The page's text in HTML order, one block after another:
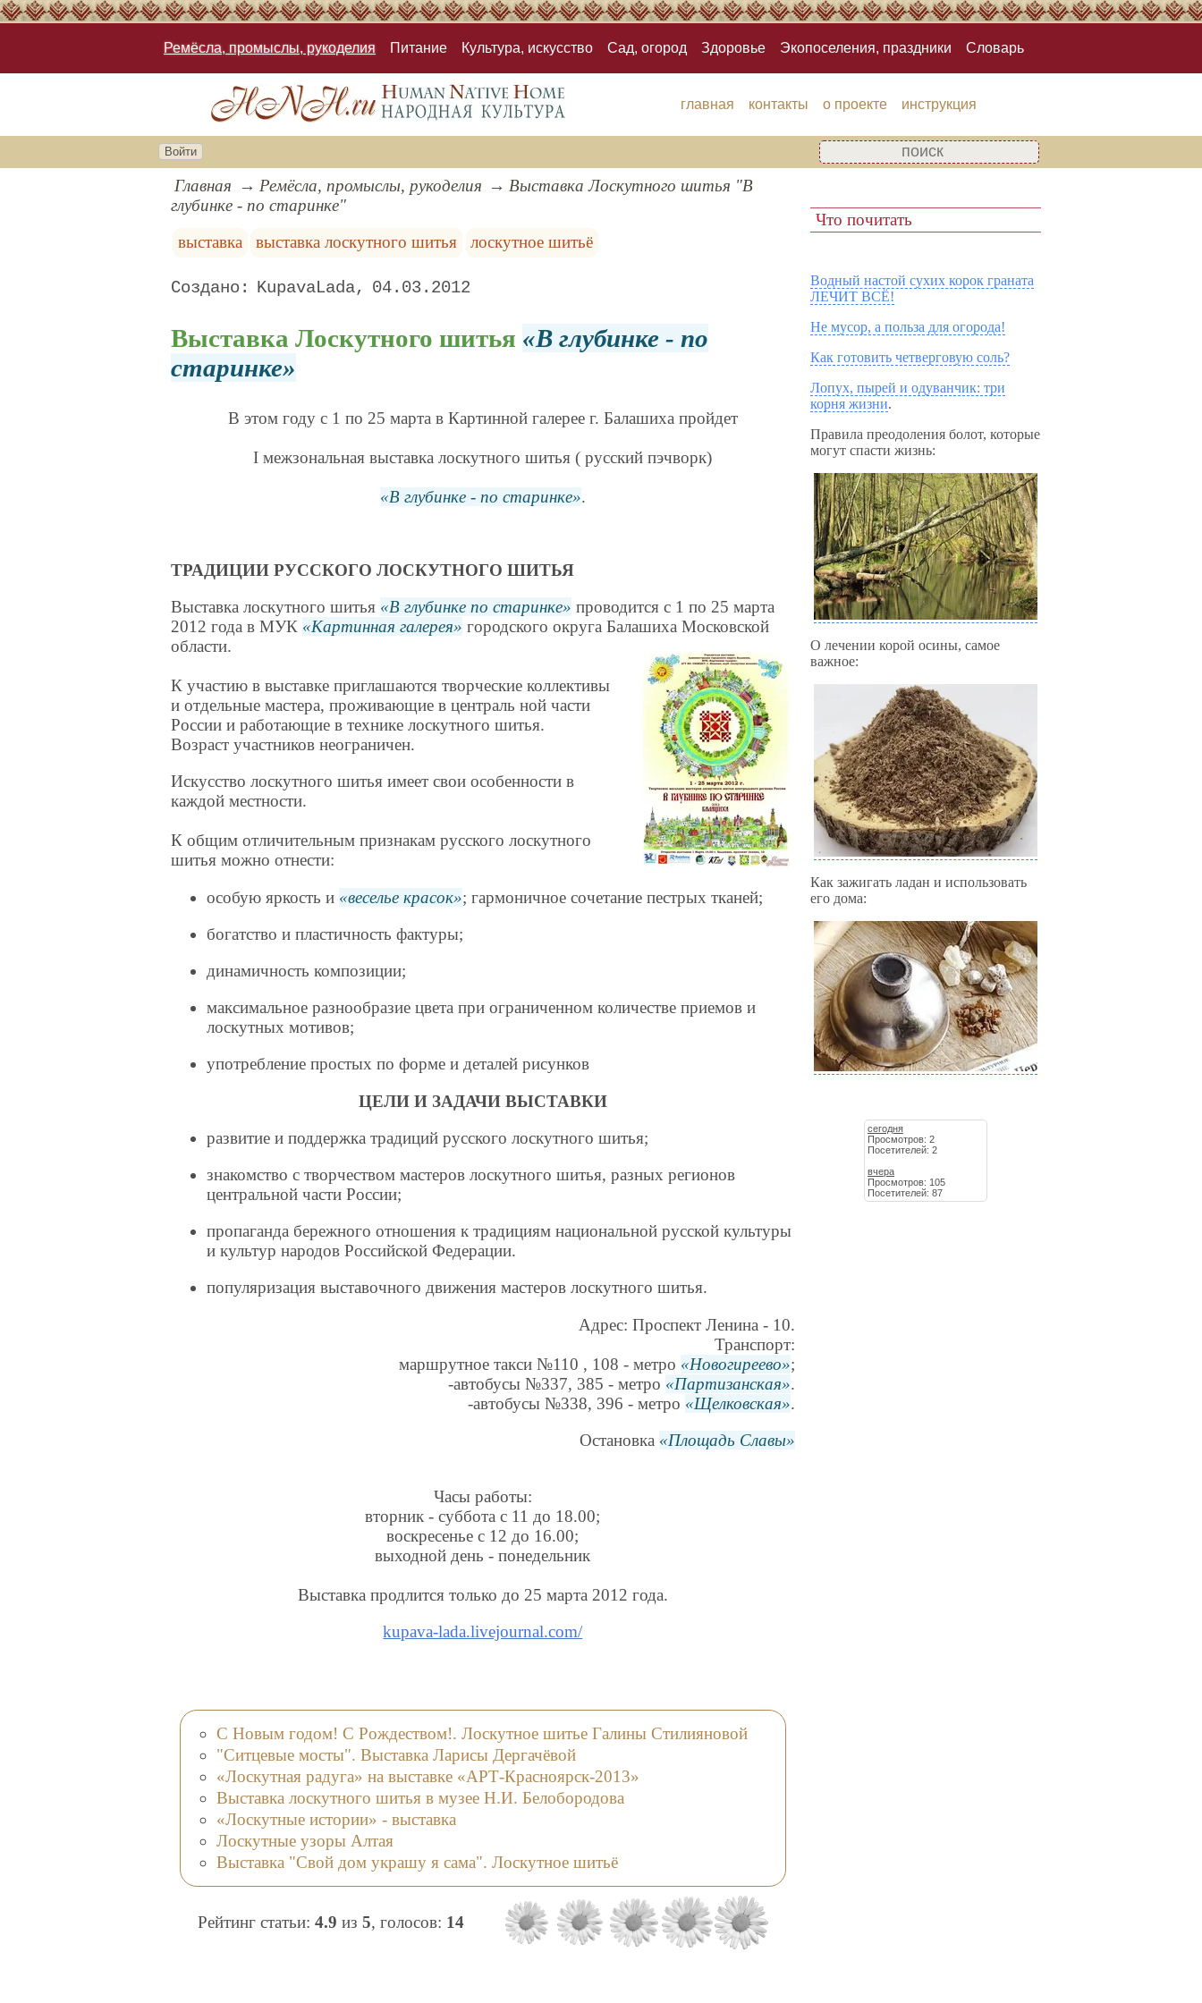
Ремёсла, промыслы, рукоделия Питание Культура, искусство Сад, огород Здоровье Экопоселения, праздники Словарь
главная контакты о проекте инструкция
Войти
Главная Ремёсла, промыслы, рукоделия
Выставка Лоскутного шитья "В
глубинке - по старинке"
выставка
выставка лоскутного шитья лоскутное шитьё
KupavaLada 04.03.2012
Выставка Лоскутного шитья
В глубинке - по
старинке
В этом году с 1 по 25 марта в Картинной галерее г. Балашиха пройдет
I межзональная выставка лоскутного шитья ( русский пэчворк)
В глубинке - по старинке .
ТРАДИЦИИ РУССКОГО ЛОСКУТНОГО ШИТЬЯ
Выставка лоскутного шитья
В глубинке по старинке
проводится с 1 по 25 марта
2012 года в МУК
Картинная галерея
городского округа Балашиха Московской
области.
К участию в выставке приглашаются творческие коллективы
и отдельные мастера, проживающие в централь ной части
России и работающие в технике лоскутного шитья.
Возраст участников неограничен.
Искусство лоскутного шитья имеет свои особенности в
каждой местности.
К общим отличительным признакам русского лоскутного
шитья можно отнести:
особую яркость и
веселье красок ; гармоничное сочетание пестрых тканей;
богатство и пластичность фактуры;
динамичность композиции;
максимальное разнообразие цвета при ограниченном количестве приемов и
лоскутных мотивов;
употребление простых по форме и деталей рисунков
ЦЕЛИ И ЗАДАЧИ ВЫСТАВКИ
развитие и поддержка традиций русского лоскутного шитья;
знакомство с творчеством мастеров лоскутного шитья, разных регионов
центральной части России;
пропаганда бережного отношения к традициям национальной русской культуры
и культур народов Российской Федерации.
популяризация выставочного движения мастеров лоскутного шитья.
Адрес: Проспект Ленина - 10.
Транспорт:
маршрутное такси №110 , 108 - метро
Новогиреево ;
-автобусы №337, 385 - метро
Партизанская .
-автобусы №338, 396 - метро
Щелковская .
Остановка
Площадь Славы
Часы работы:
вторник - суббота с 11 до 18.00;
воскресенье с 12 до 16.00;
выходной день - понедельник
Выставка продлится только до 25 марта 2012 года.
kupava-lada.livejournal.com/
С Новым годом! С Рождеством!. Лоскутное шитье Галины Стилияновой
"Ситцевые мосты". Выставка Ларисы Дергачёвой
«Лоскутная радуга» на выставке «АРТ-Красноярск-2013»
Выставка лоскутного шитья в музее Н.И. Белобородова
«Лоскутные истории» - выставка
Лоскутные узоры Алтая
Выставка "Свой дом украшу я сама". Лоскутное шитьё
Рейтинг статьи: 4.9 из 5, голосов: 14
Что почитать
Водный настой сухих корок граната
ЛЕЧИТ ВСЁ!
Не мусор, а польза для огорода!
Как готовить четверговую соль?
Лопух, пырей и одуванчик: три
корня жизни.
Правила преодоления болот, которые
могут спасти жизнь:
О лечении корой осины, самое
важное:
Как зажигать ладан и использовать
его дома:
сегодня
Просмотров: 2
Посетителей: 2
вчера
Просмотров: 105
Посетителей: 87